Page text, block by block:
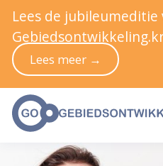
Lees de jubileumeditie
Lees meer →